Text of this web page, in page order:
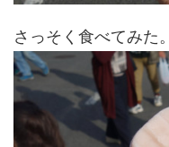
さっそく食べてみた。